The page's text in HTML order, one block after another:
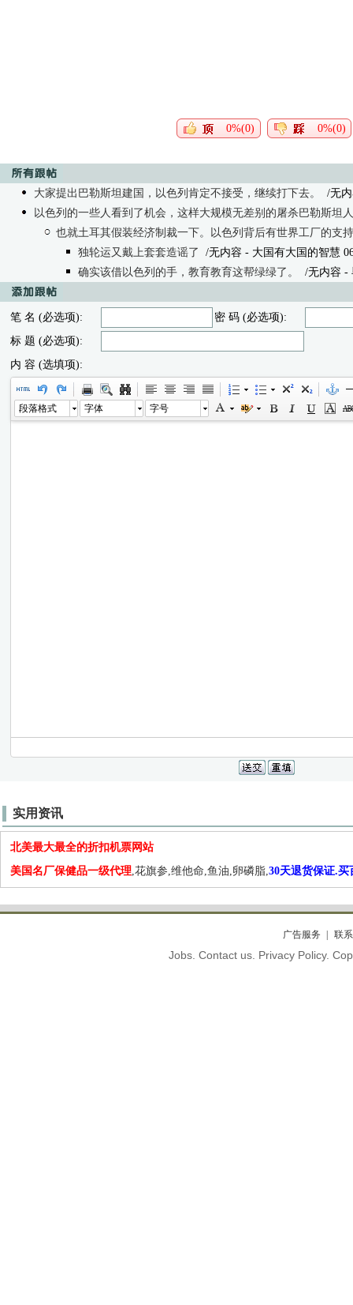
0%(0) 0%(0)
大家提出巴勒斯坦建国，以色列肯定不接受，继续打下去。
/无
以色列的一些人看到了机会，这样大规模无差别的屠杀巴勒斯坦
也就土耳其假装经济制裁一下。以色列背后有世界工厂的支
独轮运又戴上套套造谣了
/无内容 - 大国有大国的智慧
确实该借以色列的手，教育教育这帮绿绿了。
/无内容 -
笔 名 (必选项):
密 码 (必选项):
标 题 (必选项):
内 容 (选填项):
段落格式 字体 字号
实用资讯
北美最大最全的折扣机票网站
美国名厂保健品一级代理,花旗参,维他命,鱼油,卵磷脂,30天退货保证.买
广告服务 联
Jobs. Contact us. Privacy Policy.